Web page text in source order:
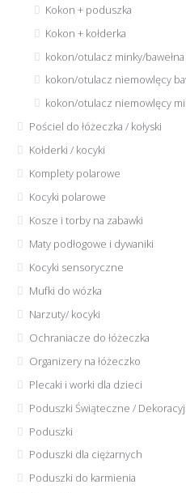
Kokon + poduszka
Kokon + kołderka
kokon/otulacz minky/bawełna
kokon/otulacz niemowlęcy
kokon/otulacz niemowlęcy
Pościel do łóżeczka / kołyski
Kołderki / kocyki
Komplety polarowe
Kocyki polarowe
Kosze i torby na zabawki
Maty podłogowe i dywaniki
Kocyki sensoryczne
Mufki do wózka
Narzuty/ kocyki
Ochraniacze do łóżeczka
Organizery na łóżeczko
Plecaki i worki dla dzieci
Poduszki Świąteczne /
Poduszki
Poduszki dla ciężarnych
Poduszki do karmienia